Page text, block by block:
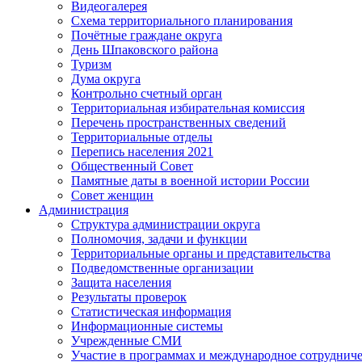
Видеогалерея
Схема территориального планирования
Почётные граждане округа
День Шпаковского района
Туризм
Дума округа
Контрольно счетный орган
Территориальная избирательная комиссия
Перечень пространственных сведений
Территориальные отделы
Перепись населения 2021
Общественный Совет
Памятные даты в военной истории России
Совет женщин
Администрация
Структура администрации округа
Полномочия, задачи и функции
Территориальные органы и представительства
Подведомственные организации
Защита населения
Результаты проверок
Статистическая информация
Информационные системы
Учрежденные СМИ
Участие в программах и международное